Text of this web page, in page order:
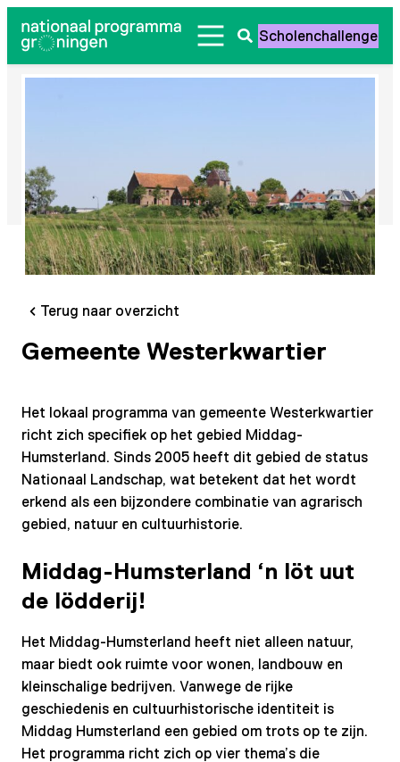
naar
de
Zoeken
openen
Scholenchallenge
Terug naar overzicht
Gemeente Westerkwartier
Het lokaal programma van gemeente Westerkwartier
richt zich specifiek op het gebied Middag-
Humsterland. Sinds 2005 heeft dit gebied de status
Nationaal Landschap, wat betekent dat het wordt
erkend als een bijzondere combinatie van agrarisch
gebied, natuur en cultuurhistorie.
Middag-Humsterland ‘n löt uut
de lödderij!
Het Middag-Humsterland heeft niet alleen natuur,
maar biedt ook ruimte voor wonen, landbouw en
kleinschalige bedrijven. Vanwege de rijke
geschiedenis en cultuurhistorische identiteit is
Middag Humsterland een gebied om trots op te zijn.
Het programma richt zich op vier thema’s die